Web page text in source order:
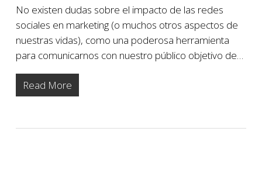
No existen dudas sobre el impacto de las redes
sociales en marketing (o muchos otros aspectos de
nuestras vidas), como una poderosa herramienta
para comunicarnos con nuestro público objetivo de…
Read More